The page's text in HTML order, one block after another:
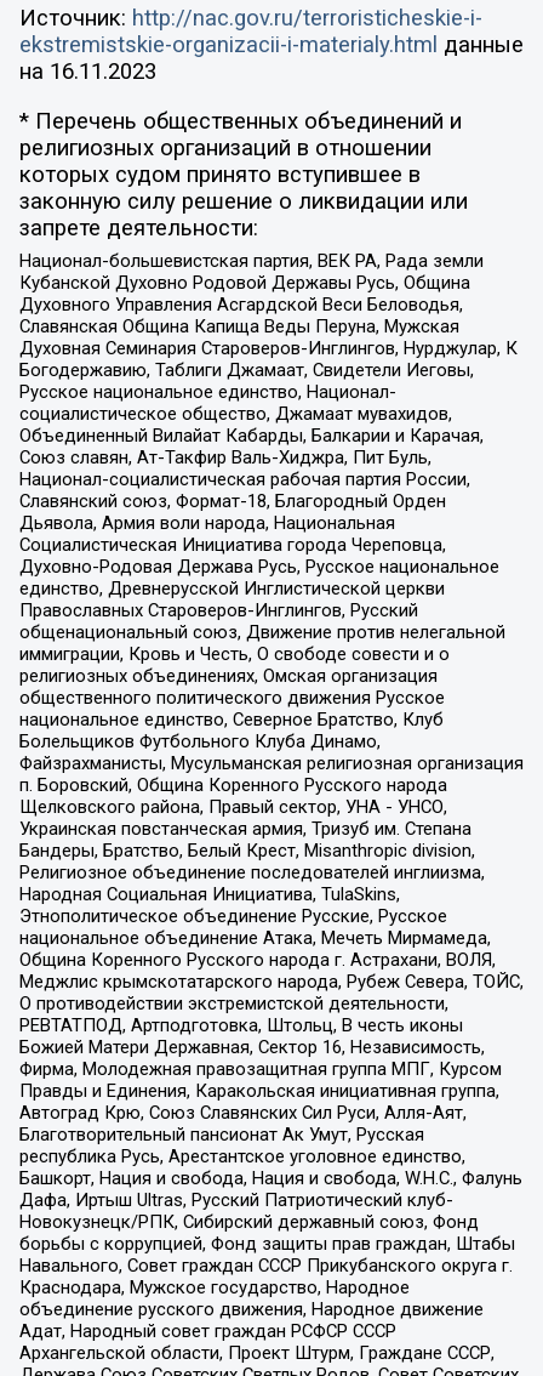
Источник: http://nac.gov.ru/terroristicheskie-i-
ekstremistskie-organizacii-i-materialy.html данные
на 16.11.2023
* Перечень общественных объединений и
религиозных организаций в отношении
которых судом принято вступившее в
законную силу решение о ликвидации или
запрете деятельности:
Национал-большевистская партия, ВЕК РА, Рада земли
Кубанской Духовно Родовой Державы Русь, Община
Духовного Управления Асгардской Веси Беловодья,
Славянская Община Капища Веды Перуна, Мужская
Духовная Семинария Староверов-Инглингов, Нурджулар, К
Богодержавию, Таблиги Джамаат, Свидетели Иеговы,
Русское национальное единство, Национал-
социалистическое общество, Джамаат мувахидов,
Объединенный Вилайат Кабарды, Балкарии и Карачая,
Союз славян, Ат-Такфир Валь-Хиджра, Пит Буль,
Национал-социалистическая рабочая партия России,
Славянский союз, Формат-18, Благородный Орден
Дьявола, Армия воли народа, Национальная
Социалистическая Инициатива города Череповца,
Духовно-Родовая Держава Русь, Русское национальное
единство, Древнерусской Инглистической церкви
Православных Староверов-Инглингов, Русский
общенациональный союз, Движение против нелегальной
иммиграции, Кровь и Честь, О свободе совести и о
религиозных объединениях, Омская организация
общественного политического движения Русское
национальное единство, Северное Братство, Клуб
Болельщиков Футбольного Клуба Динамо,
Файзрахманисты, Мусульманская религиозная организация
п. Боровский, Община Коренного Русского народа
Щелковского района, Правый сектор, УНА - УНСО,
Украинская повстанческая армия, Тризуб им. Степана
Бандеры, Братство, Белый Крест, Misanthropic division,
Религиозное объединение последователей инглиизма,
Народная Социальная Инициатива, TulaSkins,
Этнополитическое объединение Русские, Русское
национальное объединение Атака, Мечеть Мирмамеда,
Община Коренного Русского народа г. Астрахани, ВОЛЯ,
Меджлис крымскотатарского народа, Рубеж Севера, ТОЙС,
О противодействии экстремистской деятельности,
РЕВТАТПОД, Артподготовка, Штольц, В честь иконы
Божией Матери Державная, Сектор 16, Независимость,
Фирма, Молодежная правозащитная группа МПГ, Курсом
Правды и Единения, Каракольская инициативная группа,
Автоград Крю, Союз Славянских Сил Руси, Алля-Аят,
Благотворительный пансионат Ак Умут, Русская
республика Русь, Арестантское уголовное единство,
Башкорт, Нация и свобода, Нация и свобода, W.H.С., Фалунь
Дафа, Иртыш Ultras, Русский Патриотический клуб-
Новокузнецк/РПК, Сибирский державный союз, Фонд
борьбы с коррупцией, Фонд защиты прав граждан, Штабы
Навального, Совет граждан СССР Прикубанского округа г.
Краснодара, Мужское государство, Народное
объединение русского движения, Народное движение
Адат, Народный совет граждан РСФСР СССР
Архангельской области, Проект Штурм, Граждане СССР,